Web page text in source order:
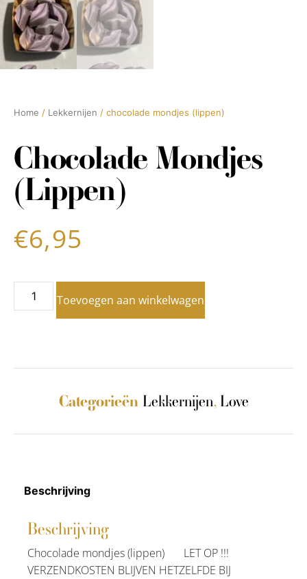
Home / Lekkernijen / chocolade mondjes (lippen)
Chocolade Mondjes
(lippen)
€6,95
Toevoegen aan winkelwagen
Categorieën Lekkernijen, Love
Beschrijving
Beschrijving
Chocolade mondjes (lippen) LET OP !!!
VERZENDKOSTEN BLIJVEN HETZELFDE BIJ